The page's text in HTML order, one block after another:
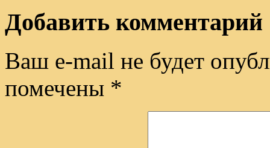
Добавить комментарий
Ваш e-mail не будет
помечены *